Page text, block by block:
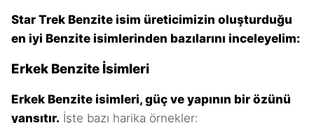
Star Trek Benzite isim üreticimizin oluşturduğu
en iyi Benzite isimlerinden bazılarını inceleyelim:
Erkek Benzite İsimleri
Erkek Benzite isimleri, güç ve yapının bir özünü
yansıtır. İşte bazı harika örnekler: